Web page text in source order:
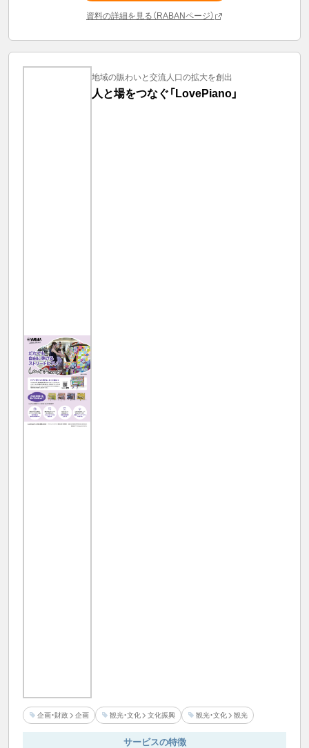
資料の詳細を見る（RABANページ）
地域の賑わいと交流人口の拡大を創出
人と場をつなぐ「LovePiano」
企画・財政 企画 観光・文化 文化振興 観光・文化 観光
サービスの特徴